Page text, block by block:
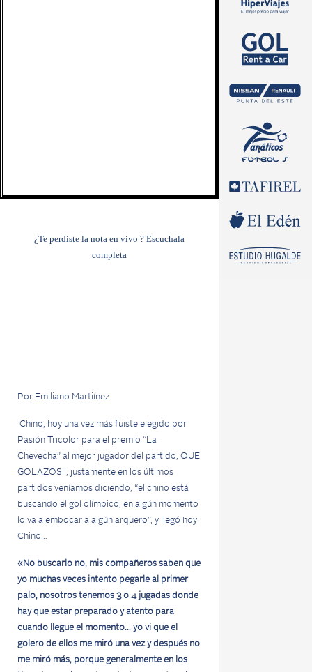
¿Te perdiste la nota en vivo ?Escuchala
completa
Por Emiliano Martiínez
Chino, hoy una vez más fuiste elegido por
Pasión Tricolor para el premio “La
Chevecha” al mejor jugador del partido, QUE
GOLAZOS!!, justamente en los últimos
partidos veníamos diciendo, “el chino está
buscando el gol olímpico, en algún momento
lo va a embocar a algún arquero”, y llegó hoy
Chino…
«No buscarlo no, mis compañeros saben que
yo muchas veces intento pegarle al primer
palo, nosotros tenemos 3 o 4 jugadas donde
hay que estar preparado y atento para
cuando llegue el momento… yo vi que el
golero de ellos me miró una vez y después no
me miró más, porque generalmente en los